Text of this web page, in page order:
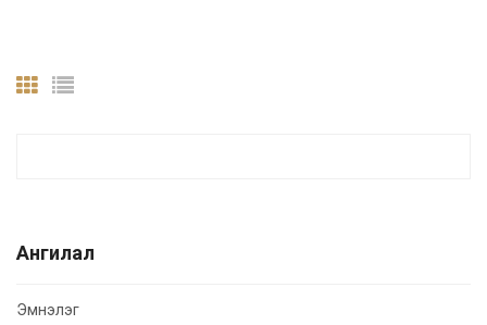
Ангилал
Эмнэлэг